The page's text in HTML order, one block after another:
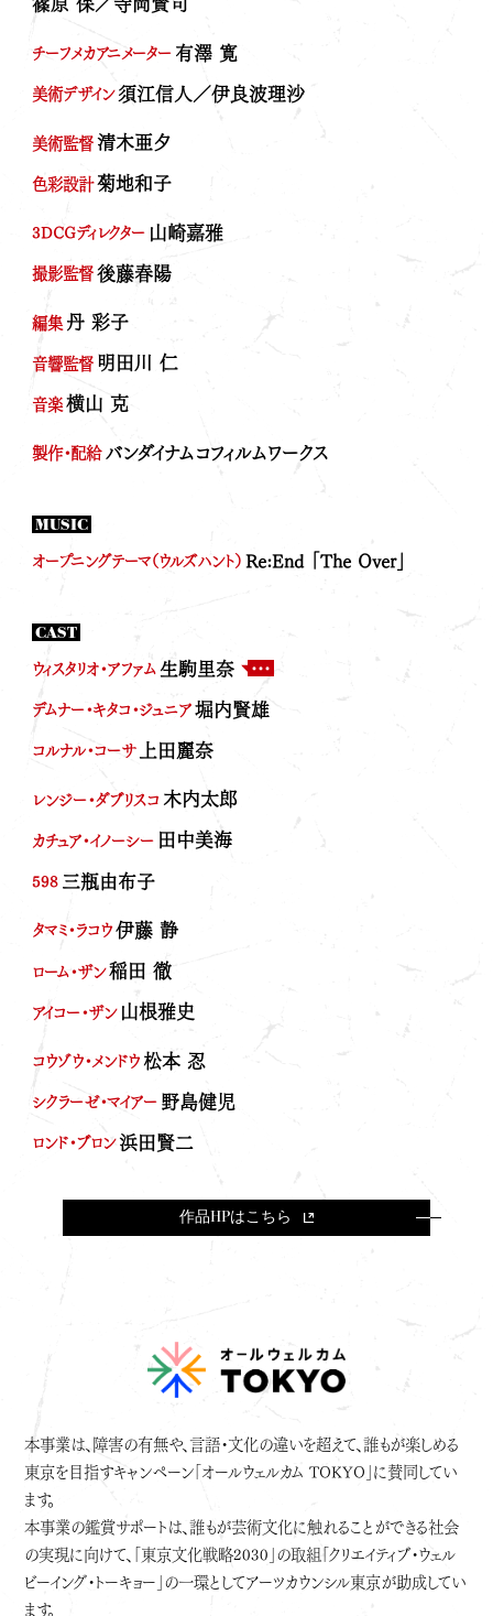
MENU
TOP
INTRODUCTION
PROJECT
MOVIE
ABOUT SERIES
ON AIR
Blu-ray＆DVD
GALLERY
EVENT
OFFICIAL
O
C
A
X
C
A
I
s
a
g
a
篠原 保／寺岡賢司
チーフメカアニメーター 有澤 寛
美術デザイン 須江信人／伊良波理沙
美術監督 清木亜夕
色彩設計 菊地和子
3DCGディレクター 山崎嘉雅
撮影監督 後藤春陽
編集 丹 彩子
音響監督 明田川 仁
音楽 横山 克
製作・配給 バンダイナムコフィルムワークス
MUSIC
オープニングテーマ（ウルズハント） Re:End 「The Over」
CAST
ウィスタリオ・アファム 生駒里奈
デムナー・キタコ・ジュニア 堀内賢雄
コルナル・コーサ 上田麗奈
レンジー・ダブリスコ 木内太郎
カチュア・イノーシー 田中美海
598 三瓶由布子
タマミ・ラコウ 伊藤 静
ローム・ザン 稲田 徹
アイコー・ザン 山根雅史
コウゾウ・メンドウ 松本 忍
シクラーゼ・マイアー 野島健児
ロンド・ブロン 浜田賢二
作品HPはこちら
本事業は、障害の有無や、言語・文化の違いを超えて、誰もが楽しめる
東京を目指すキャンペーン「オールウェルカム TOKYO」に賛同してい
ます。
本事業の鑑賞サポートは、誰もが芸術文化に触れることができる社会
の実現に向けて、「東京文化戦略2030」の取組「クリエイティブ・ウェル
ビーイング・トーキョー」の一環としてアーツカウンシル東京が助成してい
ます。